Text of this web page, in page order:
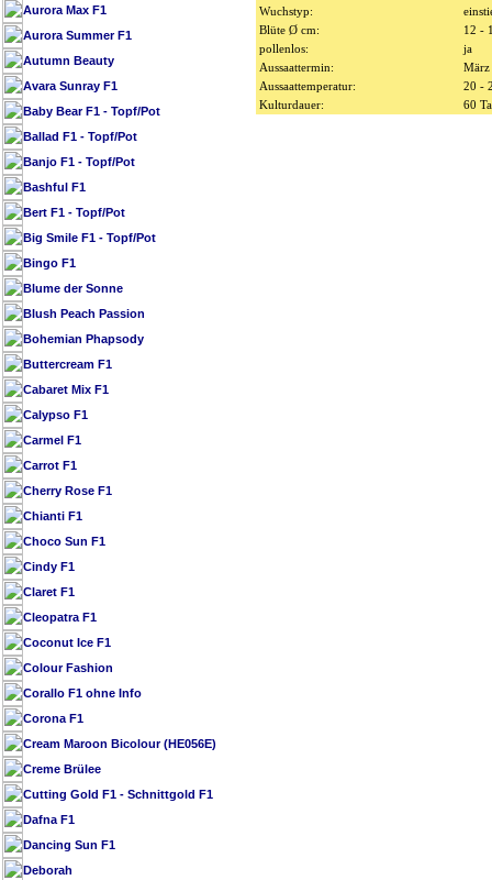
Aurora Max F1
Aurora Summer F1
Autumn Beauty
Avara Sunray F1
Baby Bear F1 - Topf/Pot
Ballad F1 - Topf/Pot
Banjo F1 - Topf/Pot
Bashful F1
Bert F1 - Topf/Pot
Big Smile F1 - Topf/Pot
Bingo F1
Blume der Sonne
Blush Peach Passion
Bohemian Phapsody
Buttercream F1
Cabaret Mix F1
Calypso F1
Carmel F1
Carrot F1
Cherry Rose F1
Chianti F1
Choco Sun F1
Cindy F1
Claret F1
Cleopatra F1
Coconut Ice F1
Colour Fashion
Corallo F1 ohne Info
Corona F1
Cream Maroon Bicolour (HE056E)
Creme Brülee
Cutting Gold F1 - Schnittgold F1
Dafna F1
Dancing Sun F1
Deborah
Wuchstyp:
Blüte Ø cm:
12 -
pollenlos:
ja
Aussaattermin:
März
Aussaattemperatur:
20 -
Kulturdauer:
60